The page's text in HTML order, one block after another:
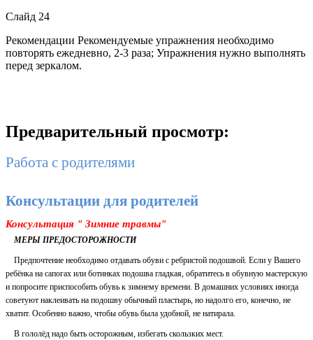
Слайд 24
Рекомендации Рекомендуемые упражнения необходимо
повторять ежедневно, 2-3 раза; Упражнения нужно выполнять
перед зеркалом.
Предварительный просмотр:
Работа с родителями
Консультации для родителей
Консультация " Зимние травмы"
МЕРЫ ПРЕДОСТОРОЖНОСТИ
Предпочтение необходимо отдавать обуви с ребристой подошвой. Если у Вашего
ребёнка на сапогах или ботинках подошва гладкая, обратитесь в обувную мастерскую
и попросите приспособить обувь к зимнему времени. В домашних условиях иногда
советуют наклеивать на подошву обычный пластырь, но надолго его, конечно, не
хватит. Особенно важно, чтобы обувь была удобной, не натирала.
В гололёд надо быть осторожным, избегать скользких мест.